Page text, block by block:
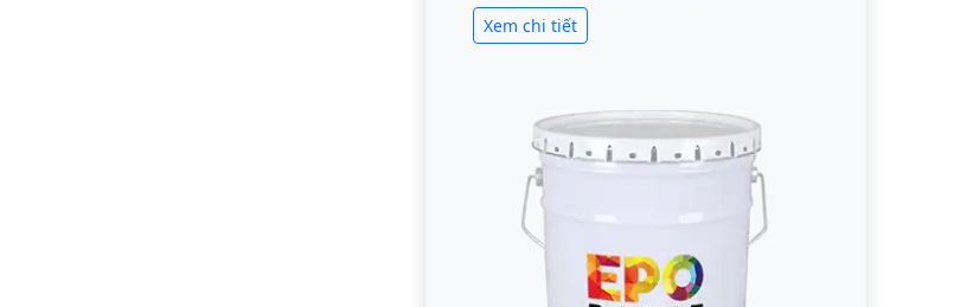
Xem chi tiết